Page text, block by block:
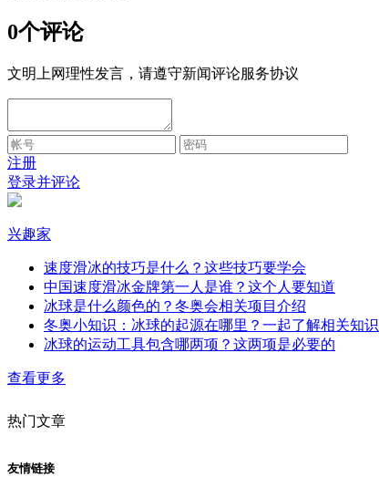
0个评论
文明上网理性发言，请遵守新闻评论服务协议
注册
登录并评论
兴趣家
速度滑冰的技巧是什么？这些技巧要学会
中国速度滑冰金牌第一人是谁？这个人要知道
冰球是什么颜色的？冬奥会相关项目介绍
冬奥小知识：冰球的起源在哪里？一起了解相关知识
冰球的运动工具包含哪两项？这两项是必要的
查看更多
热门文章
友情链接